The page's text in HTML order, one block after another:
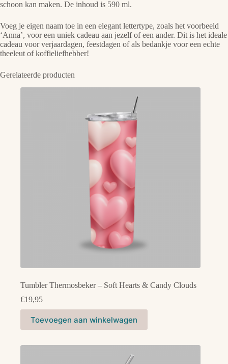
schoon kan maken. De inhoud is 590 ml.
Voeg je eigen naam toe in een elegant lettertype, zoals het voorbeeld
‘Anna’, voor een uniek cadeau aan jezelf of een ander. Dit is het ideale
cadeau voor verjaardagen, feestdagen of als bedankje voor een echte
theeleut of koffieliefhebber!
Gerelateerde producten
Tumbler Thermosbeker – Soft Hearts & Candy Clouds
€19,95
Toevoegen aan winkelwagen